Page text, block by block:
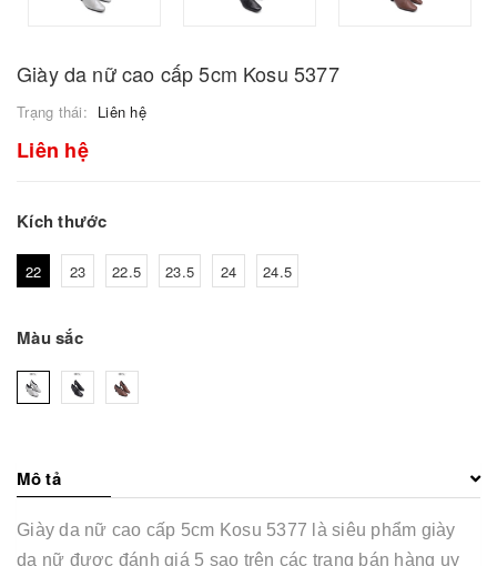
Giày da nữ cao cấp 5cm Kosu 5377
Trạng thái: Liên hệ
Liên hệ
Kích thước
22 23 22.5 23.5 24 24.5
Màu sắc
Mô tả
Giày da nữ cao cấp 5cm Kosu 5377 là siêu phẩm giày
da nữ được đánh giá 5 sao trên các trang bán hàng uy